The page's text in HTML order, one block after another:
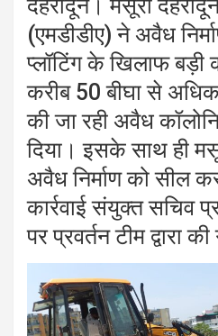
देहरादून। मसूरी
(एमडीडीए) ने अवैध
प्लॉटिंग के खिलाफ बड़ी
करीब 50 बीघा से
की जा रही अवैध
दिया। इसके साथ ही
अवैध निर्माण को सील
कार्रवाई संयुक्त सचिव
पर प्रवर्तन टीम द्वारा